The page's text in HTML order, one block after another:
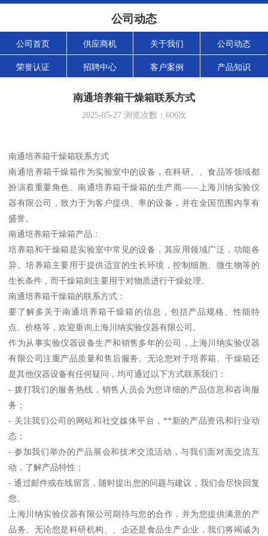
公司动态
公司首页 供应商机 关于我们 公司动态
荣誉认证 招聘中心 客户案例 产品知识
南通培养箱干燥箱联系方式
2025-05-27浏览次数： 606次
南通培养箱干燥箱联系方式
南通培养箱干燥箱作为实验室中的设备，在科研、、食品等领域都
扮演着重要角色。南通培养箱干燥箱的生产商——上海川纳实验仪
器有限公司，致力于为客户提供、率的设备，并在全国范围内享有
盛誉。
南通培养箱干燥箱产品：
培养箱和干燥箱是实验室中常见的设备，其应用领域广泛，功能各
异。培养箱主要用于提供适宜的生长环境，控制细胞、微生物等的
生长条件，而干燥箱则主要用于对物质进行干燥处理。
南通培养箱干燥箱的联系方式：
要了解多关于南通培养箱干燥箱的信息，包括产品规格、性能特
点、价格等，欢迎垂询上海川纳实验仪器有限公司。
作为从事实验仪器设备生产和销售多年的公司，上海川纳实验仪器
有限公司注重产品质量和售后服务。无论您对于培养箱、干燥箱还
是其他仪器设备有任何疑问，均可通过以下方式联系我们：
- 拨打我们的服务热线，销售人员会为您详细的产品信息和咨询服
务；
- 关注我们公司的网站和社交媒体平台，**新的产品资讯和行业动
态；
- 参加我们举办的产品展会和技术交流活动，与我们面对面交流互
动，了解产品特性；
- 通过邮件或在线留言，随时提出您的问题与建议，我们会尽快回复
您。
上海川纳实验仪器有限公司期待与您的合作，并为您提供满意的产
品务。无论您是科研机构、、企还是食品生产企业，我们将竭诚为